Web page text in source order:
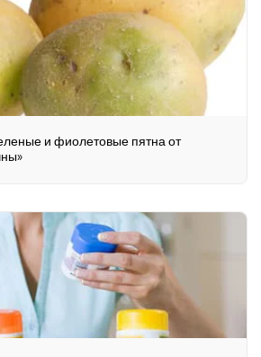
и фиолетовые пятна от